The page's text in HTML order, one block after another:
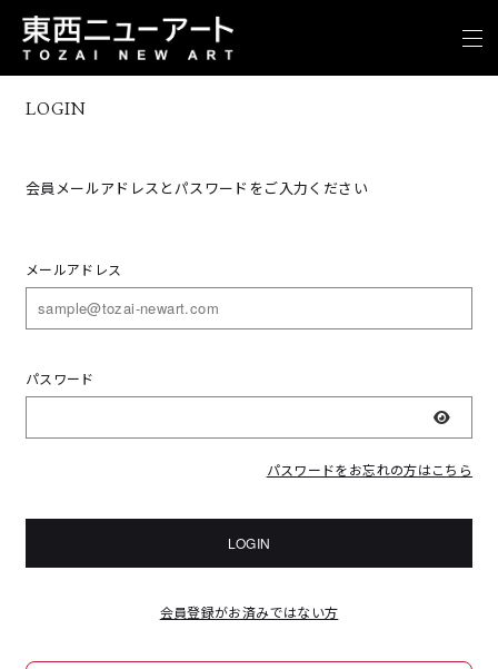
LOGIN
会員メールアドレスとパスワードをご入力ください
メールアドレス
パスワード
表示
パスワードをお忘れの方はこちら
LOGIN
会員登録がお済みではない方